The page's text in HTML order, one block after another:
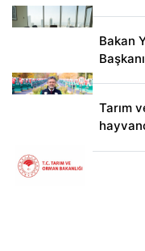
Bakan
Tarım